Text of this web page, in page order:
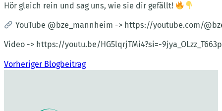
Hör gleich rein und sag uns, wie sie dir gefällt!
YouTube @bze_mannheim -> https://youtube.com/
Video -> https://youtu.be/HG5lqrjTMi4?si=-9jya_OLzz_T663p
Vorheriger Blogbeitrag